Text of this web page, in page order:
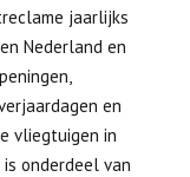
jaarlijks
Nederland en
en
vliegtuigen in
onderdeel van